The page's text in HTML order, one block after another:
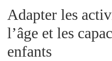
Adapter les
l’âge et les
enfants